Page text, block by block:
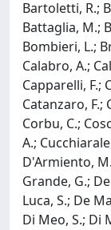
Bartoletti, R.;
Battaglia, M.;
Bombieri, L.;
Calabro, A.;
Capparelli, F.;
Catanzaro, F.;
Corbu, C.;
A.;
D'Armiento,
Grande, G.;
Luca, S.; De
Di Meo, S.; Di